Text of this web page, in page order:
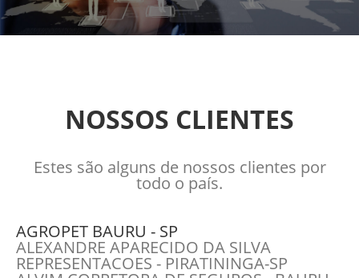
NOSSOS CLIENTES
Estes são alguns de nossos clientes por
todo o país.
AGROPET BAURU - SP
ALEXANDRE APARECIDO DA SILVA
REPRESENTACOES - PIRATININGA-SP